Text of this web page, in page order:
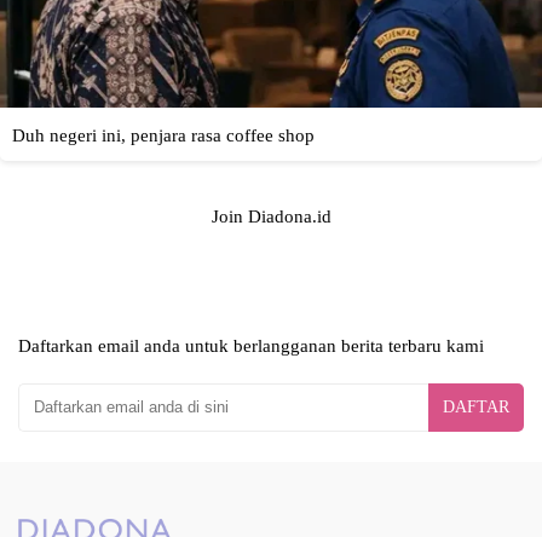
Join Diadona.id
Daftarkan email anda untuk berlangganan berita terbaru kami
DAFTAR